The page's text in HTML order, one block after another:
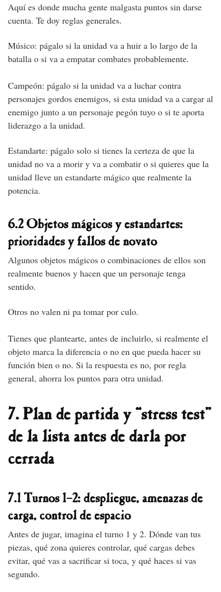
Aquí es donde mucha gente malgasta puntos sin darse
cuenta. Te doy reglas generales.
Músico: págalo si la unidad va a huir a lo largo de la
batalla o si va a empatar combates probablemente.
Campeón: págalo si la unidad va a luchar contra
personajes gordos enemigos, si esta unidad va a cargar al
enemigo junto a un personaje pegón tuyo o si te aporta
liderazgo a la unidad.
Estandarte: págalo solo si tienes la certeza de que la
unidad no va a morir y va a combatir o si quieres que la
unidad lleve un estandarte mágico que realmente la
potencia.
6.2 Objetos mágicos y estandartes:
prioridades y fallos de novato
Algunos objetos mágicos o combinaciones de ellos son
realmente buenos y hacen que un personaje tenga
sentido.
Otros no valen ni pa tomar por culo.
Tienes que plantearte, antes de incluirlo, si realmente el
objeto marca la diferencia o no en que pueda hacer su
función bien o no. Si la respuesta es no, por regla
general, ahorra los puntos para otra unidad.
7. Plan de partida y “stress test”
de la lista antes de darla por
cerrada
7.1 Turnos 1–2: despliegue, amenazas de
carga, control de espacio
Antes de jugar, imagina el turno 1 y 2. Dónde van tus
piezas, qué zona quieres controlar, qué cargas debes
evitar, qué vas a sacrificar si toca, y qué haces si vas
segundo.